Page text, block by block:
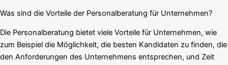
Was sind die Vorteile der Personalberatung für Unternehmen?
Die Personalberatung bietet viele Vorteile für Unternehmen, wie
zum Beispiel die Möglichkeit, die besten Kandidaten zu finden, die
den Anforderungen des Unternehmens entsprechen, und Zeit